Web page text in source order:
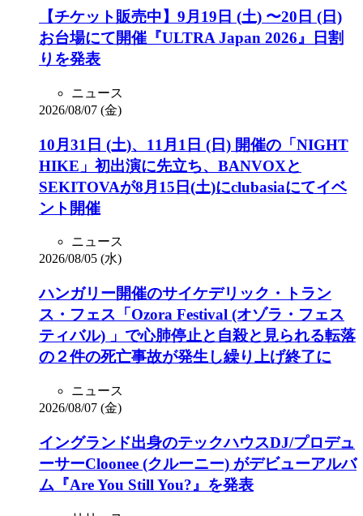
【チケット販売中】9月19日 (土) 〜20日 (日)
お台場にて開催『ULTRA Japan 2026』日割
りを発表
ニュース
2026/08/07 (金)
10月31日 (土)、11月1日 (日) 開催の「NIGHT
HIKE」初出演に先立ち、BANVOXと
SEKITOVAが8月15日(土)にclubasiaにてイベ
ント開催
ニュース
2026/08/05 (水)
ハンガリー開催のサイケデリック・トラン
ス・フェス「Ozora Festival (オゾラ・フェス
ティバル) 」で心肺停止と自殺と見られる転落
の２件の死亡事故が発生し繰り上げ終了に
ニュース
2026/08/07 (金)
イングランド出身のテックハウスDJ/プロデュ
ーサーCloonee (クルーニー) がデビューアルバ
ム『Are You Still You?』を発表